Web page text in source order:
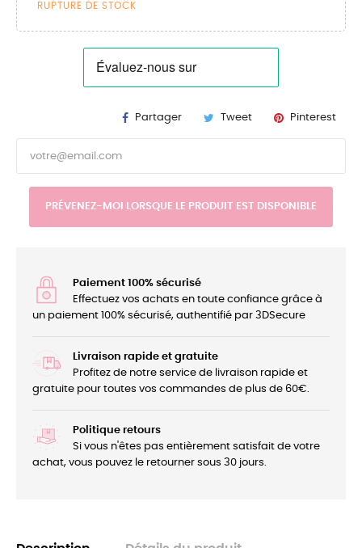
RUPTURE DE STOCK
Partager Tweet Pinterest
PRÉVENEZ-MOI LORSQUE LE PRODUIT EST DISPONIBLE
Paiement 100% sécurisé
Effectuez vos achats en toute confiance grâce à
un paiement 100% sécurisé, authentifié par 3DSecure
Livraison rapide et gratuite
Profitez de notre service de livraison rapide et
gratuite pour toutes vos commandes de plus de 60€.
Politique retours
Si vous n'êtes pas entièrement satisfait de votre
achat, vous pouvez le retourner sous 30 jours.